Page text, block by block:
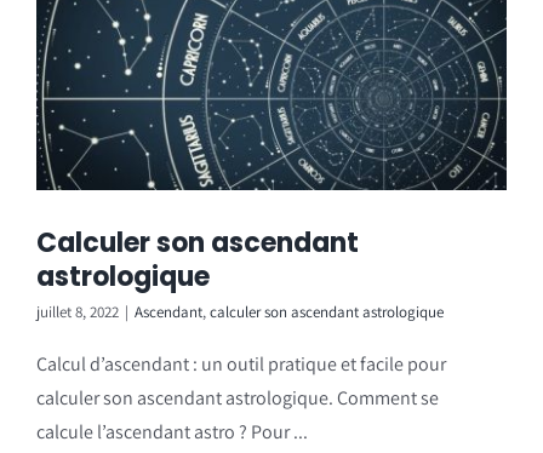
Calculer son ascendant
astrologique
juillet 8, 2022 | Ascendant,calculer son ascendant astrologique
Calcul d’ascendant : un outil pratique et facile pour
calculer son ascendant astrologique. Comment se
calcule l’ascendant astro ? Pour ...